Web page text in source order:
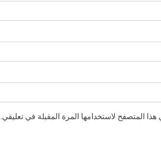
المتصفح لاستخدامها المرة المقبلة في تعليقي.